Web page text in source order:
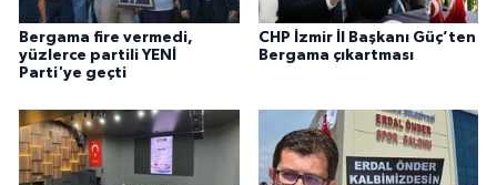
Bergama fire vermedi,
yüzlerce partili YENİ
Parti'ye geçti
CHP İzmir İl Başkanı Güç’ten
Bergama çıkartması